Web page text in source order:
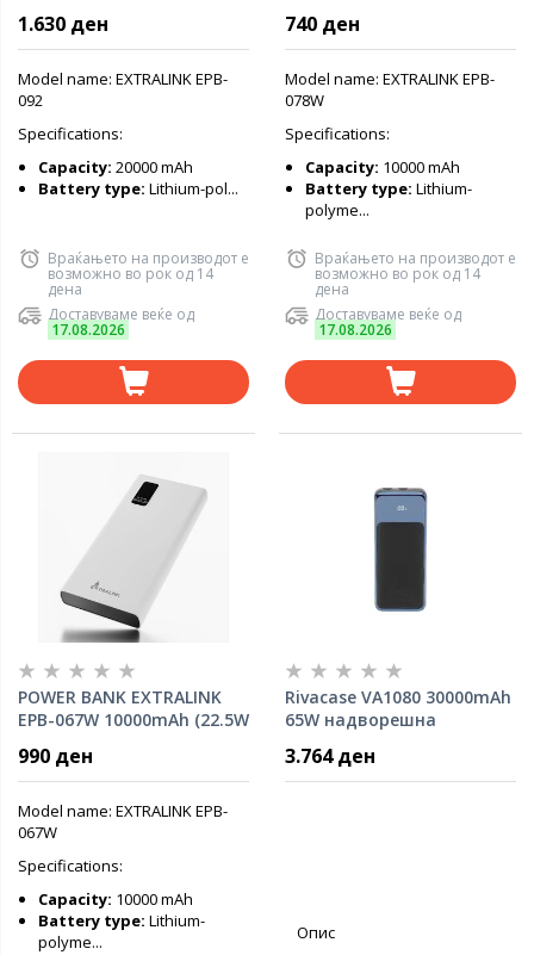
torch, Dual input (Micro-
USB, USB-C) /output(
2xUSB-A), IPX4, w/solar
panel, x4 cables included
(USB-A, microUSB, Type-C,
Lightning), Black
1.630 ден
Model name: EXTRALINK EPB-
092
Specifications:
Capacity: 20000 mAh
Battery type: Lithium-pol...
Враќањето на производот е
возможно во рок од 14
дена
Доставуваме веќе од
17.08.2026
/output( 2x USB-A), White
740 ден
Model name: EXTRALINK EPB-
078W
Specifications:
Capacity: 10000 mAh
Battery type: Lithium-
polyme...
Враќањето на производот е
возможно во рок од 14
дена
Доставуваме веќе од
17.08.2026
POWER BANK EXTRALINK
EPB-067W 10000mAh (22.5W
display Dual input (Micro-
USB, USB-C) /output( 2x
USB-A, USB-C), White
990 ден
Model name: EXTRALINK EPB-
067W
Specifications:
Capacity: 10000 mAh
Battery type: Lithium-
polyme...
Rivacase VA1080 30000mAh
65W надворешна
3.764 ден
Опис